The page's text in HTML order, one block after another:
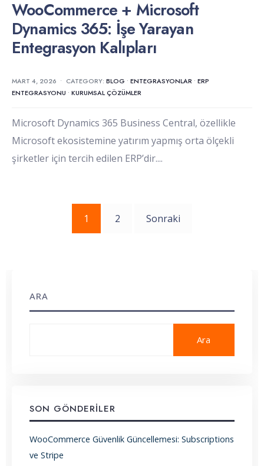
WooCommerce + Microsoft
Dynamics 365: İşe Yarayan
Entegrasyon Kalıpları
MART 4, 2026 • CATEGORY: BLOG • ENTEGRASYONLAR • ERP
ENTEGRASYONU • KURUMSAL ÇÖZÜMLER
Microsoft Dynamics 365 Business Central, özellikle
Microsoft ekosistemine yatırım yapmış orta ölçekli
şirketler için tercih edilen ERP’dir....
1 2 Sonraki
ARA
Ara
SON GÖNDERILER
WooCommerce Güvenlik Güncellemesi: Subscriptions
ve Stripe